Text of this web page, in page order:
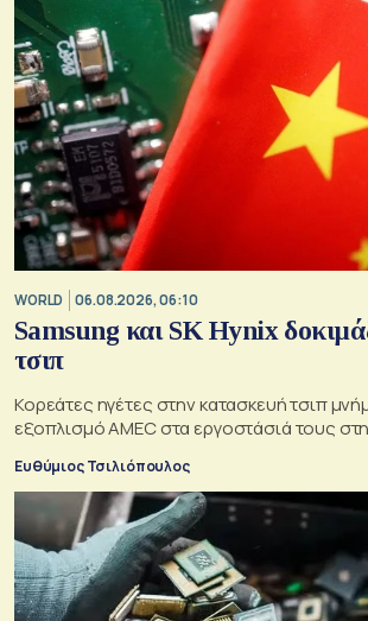
WORLD 06.08.2026, 06:10
Samsung και SK Hynix
τσιπ
Κορεάτες ηγέτες στην κατασκευή τσιπ
εξοπλισμό AMEC στα εργοστάσιά τους
Ευθύμιος Τσιλιόπουλος